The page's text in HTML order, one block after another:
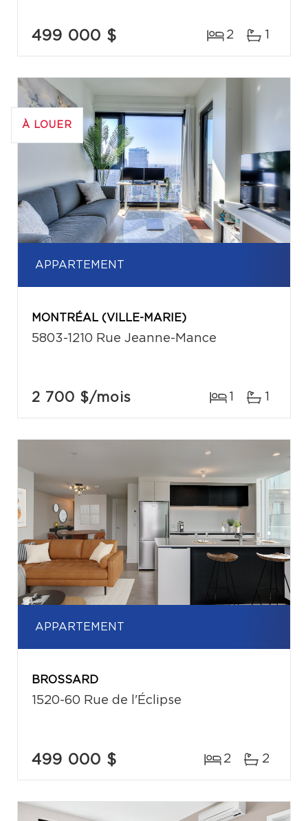
499 000 $ 2 1
À LOUER
APPARTEMENT
MONTRÉAL (VILLE-MARIE)
5803-1210 Rue Jeanne-Mance
2 700 $/mois 1 1
APPARTEMENT
BROSSARD
1520-60 Rue de l'Éclipse
499 000 $ 2 2